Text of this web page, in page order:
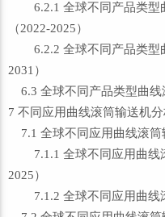
6.2.1 全球不同产品类型
（2022-2025）
6.2.2 全球不同产品类型
2031）
6.3 全球不同产品类型曲线
7 不同应用曲线滚筒输送机
7.1 全球不同应用曲线滚筒
7.1.1 全球不同应用曲线
2025）
7.1.2 全球不同应用曲线滚